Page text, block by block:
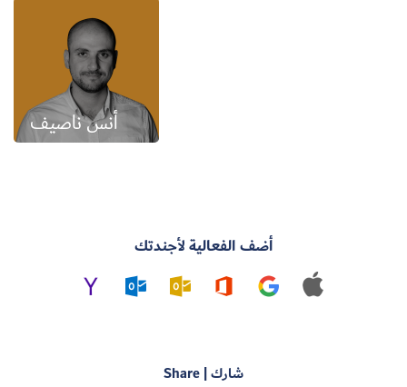
أنس ناصيف
أضف الفعالية لأجندتك
شارك | Share